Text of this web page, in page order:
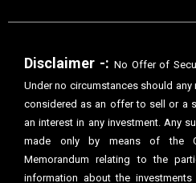
Disclaimer -: No Offer of
Under no circumstances should
considered as an offer to sell or a
an interest in any investment. Any
made only by means of the
Memorandum relating to the
information about the